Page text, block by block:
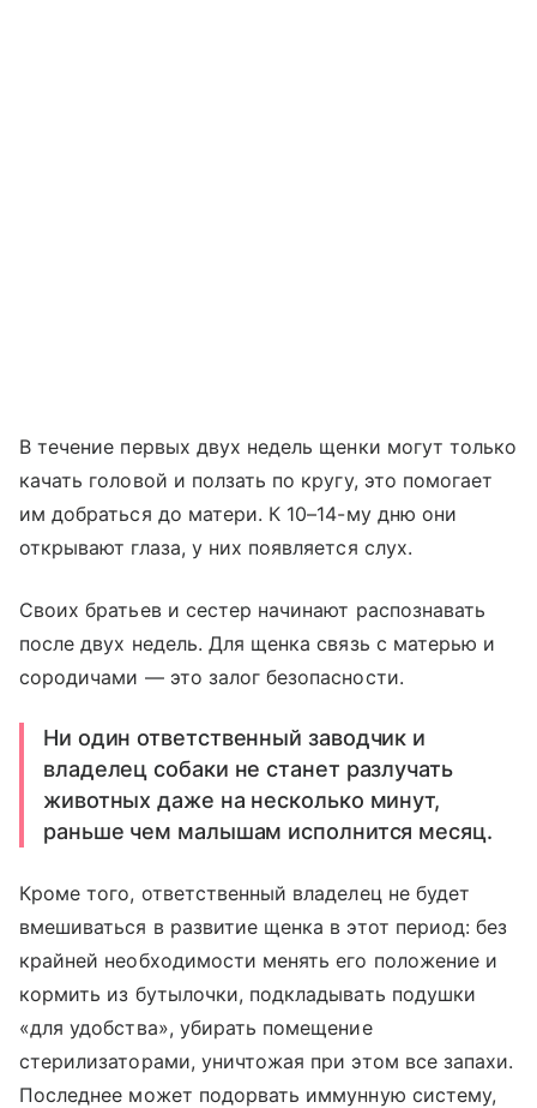
В течение первых двух недель щенки могут только
качать головой и ползать по кругу, это помогает
им добраться до матери. К 10–14-му дню они
открывают глаза, у них появляется слух.
Своих братьев и сестер начинают распознавать
после двух недель. Для щенка связь с матерью и
сородичами — это залог безопасности.
Ни один ответственный заводчик и
владелец собаки не станет разлучать
животных даже на несколько минут,
раньше чем малышам исполнится месяц.
Кроме того, ответственный владелец не будет
вмешиваться в развитие щенка в этот период: без
крайней необходимости менять его положение и
кормить из бутылочки, подкладывать подушки
«для удобства», убирать помещение
стерилизаторами, уничтожая при этом все запахи.
Последнее может подорвать иммунную систему,